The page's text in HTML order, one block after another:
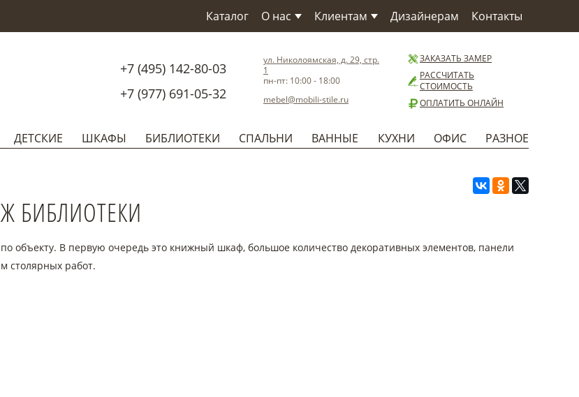
Каталог О нас
Материалы
Бренды
Статьи
Клиентам
Способы оплаты
Установка
Польза
Дизайнерам Контакты
+7 (495) 142-80-03
+7 (977) 691-05-32
ул. Николоямская, д. 29, стр.
1
пн-пт: 10:00 - 18:00
mebel@mobili-stile.ru
ЗАКАЗАТЬ ЗАМЕР
РАССЧИТАТЬ
СТОИМОСТЬ
ОПЛАТИТЬ ОНЛАЙН
ДЕТСКИЕ ШКАФЫ БИБЛИОТЕКИ СПАЛЬНИ ВАННЫЕ КУХНИ ОФИС РАЗНОЕ
БИБЛИОТЕКИ
объекту. В первую очередь это книжный шкаф, большое количество декоративных элементов, панели
столярных работ.